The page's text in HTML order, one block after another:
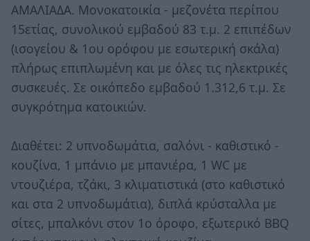
ΑΜΑΛΙΑΔΑ. Μονοκατοικία - μεζονέτα περίπου
15ετίας, συνολικού εμβαδού 83 τ.μ. 2 επιπέδων
(ισογείου & 1ου ορόφου με εσωτερική σκάλα)
πλήρως επιπλωμένη και με όλες τις ηλεκτρικές
συσκευές. Σε οικόπεδο εμβαδού 1.312,6 τ.μ. Σε
συγκρότημα κατοικιών.
Διαθέτει: 2 υπνοδωμάτια, σαλόνι - καθιστικό -
κουζίνα, 1 μπάνιο με μπανιέρα, 1 WC με
ντουζιέρα, τζάκι, 3 κλιματιστικά (στο καθιστικό
και στα 2 υπνοδωμάτια), διπλά κρύσταλλα με
σίτες, μπαλκόνι στον 1ο όροφο, εξωτερικό BBQ